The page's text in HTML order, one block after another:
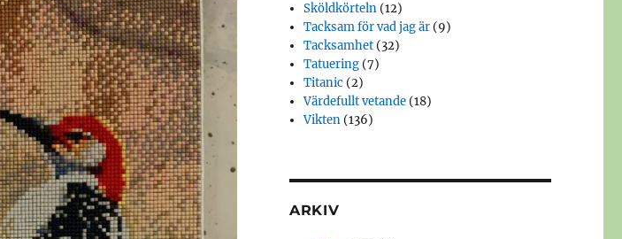
Sköldkörteln (12)
Tacksam för vad jag är (9)
Tacksamhet (32)
Tatuering (7)
Titanic (2)
Värdefullt vetande (18)
Vikten (136)
ARKIV